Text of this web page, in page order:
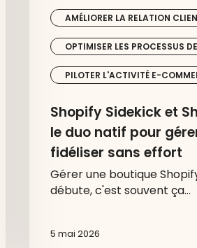
AMÉLIORER LA RELATION
OPTIMISER LES PROCESSUS
PILOTER L'ACTIVITÉ E-
fidéliser
sans
effort
Shopify Sidekick et
le duo natif pour
fidéliser sans effort
Gérer une boutique
débute, c'est souvent ça…
5 mai 2026